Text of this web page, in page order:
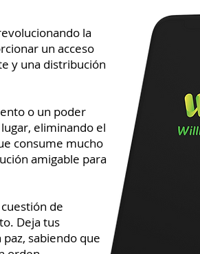
la
un acceso
y una distribución
o un poder
eliminando el
consume mucho
amigable para
de
Deja tus
sabiendo que